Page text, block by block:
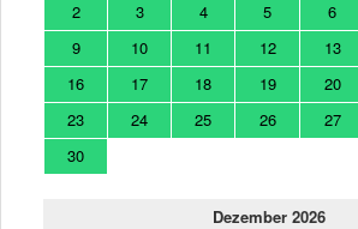
2
3 4 5 6
9
10 11 12 13
16
17 18 19 20
23
24 25 26 27
30
Dezember 2026